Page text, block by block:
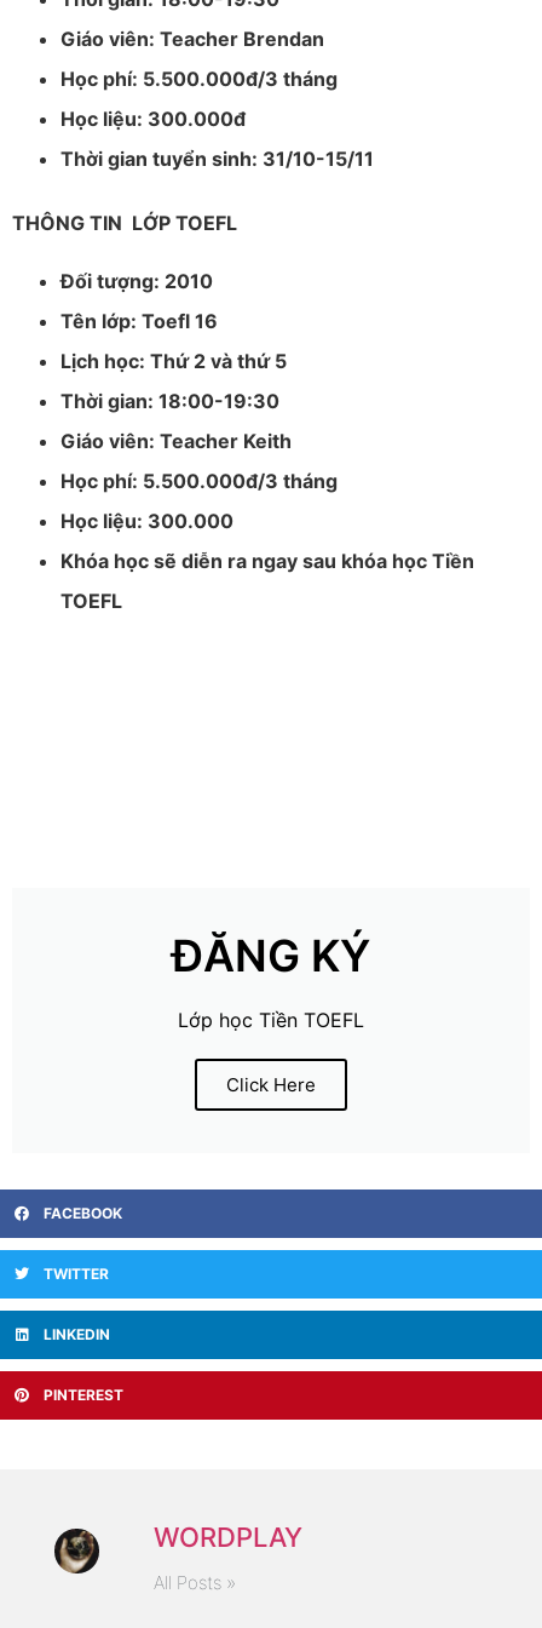
Giáo viên: Teacher Brendan
Học phí: 5.500.000đ/3 tháng
Học liệu: 300.000đ
Thời gian tuyển sinh: 31/10-15/11
THÔNG TIN LỚP TOEFL
Đối tượng: 2010
Tên lớp: Toefl 16
Lịch học: Thứ 2 và thứ 5
Thời gian: 18:00-19:30
Giáo viên: Teacher Keith
Học phí: 5.500.000đ/3 tháng
Học liệu: 300.000
Khóa học sẽ diễn ra ngay sau khóa học Tiền
TOEFL
ĐĂNG KÝ
Lớp học Tiền TOEFL
Click Here
FACEBOOK
TWITTER
LINKEDIN
PINTEREST
WORDPLAY
All Posts »